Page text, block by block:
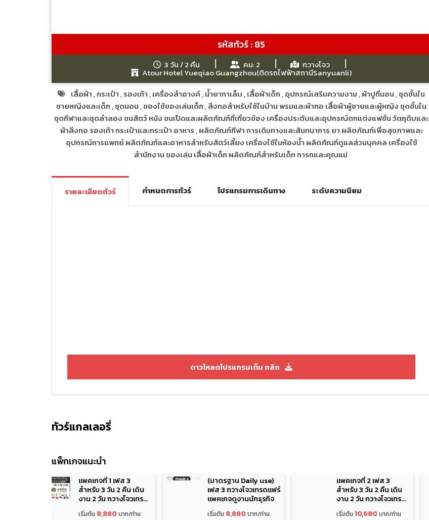
รหัสทัวร์ : 85
3 วัน / 2 คืน คน: 2 กวางโจว
Atour Hotel Yueqiao Guangzhou(ติดรถไฟฟ้าสถานีSanyuanli)
เสื้อผ้า,กระเป๋า,รองเท้า,เครื่องสำอางค์,น้ำยาทาเล็บ,เสื้อผ้าเด็ก,อุปกรณ์เสริมความงาม,ผ้าปูที่นอน,ชุดชั้นใน
ชายหญิงและเด็ก,ชุดนอน,ของใช้ของเล่นเด็ก,สิ่งทอสำหรับใช้ในบ้าน พรมและผ้าทอ เสื้อผ้าผู้ชายและผู้หญิง ชุดชั้นใน
ชุดกีฬาและชุดลำลอง ขนสัตว์ หนัง ขนเป็ดและผลิตภัณฑ์ที่เกี่ยวข้อง เครื่องประดับและอุปกรณ์ตกแต่งแฟชั่น วัตถุดิบและ
ผ้าสิ่งทอ รองเท้า กระเป๋าและกระเป๋า อาหาร,ผลิตภัณฑ์กีฬา การเดินทางและสันทนาการ ยา ผลิตภัณฑ์เพื่อสุขภาพและ
อุปกรณ์การแพทย์ ผลิตภัณฑ์และอาหารสำหรับสัตว์เลี้ยง เครื่องใช้ในห้องน้ำ ผลิตภัณฑ์ดูแลส่วนบุคคล เครื่องใช้
สำนักงาน ของเล่น เสื้อผ้าเด็ก ผลิตภัณฑ์สำหรับเด็ก ทารกและคุณแม่
รายละเอียดทัวร์ กำหนดการทัวร์ โปรแกรมการเดินทาง ระดับความนิยม
ดาวโหลดโปรแกรมเต็ม คลิก
ทัวร์แกลเลอรี่
แพ็กเกจแนะนำ
(มาตรฐาน Daily use)
เฟส 3 กวางโจวเทรดแฟร์
แพคเกจดูงานนักธุรกิจ
เริ่มต้น8,880บาท/ท่าน
แพคเกจที่ 2 เฟส 3
สำหรับ 3 วัน 2 คืน เดิน
งาน 2 วัน กวางโจวเทรด
เริ่มต้น10,680บาท/ท่าน
แพคเกจที่ 3 เฟส 3
สำหรับ 3 วัน 2 คืน เดิน
งาน 2 วัน กวางโจวเทรด
เริ่มต้น13,800บาท/ท่าน